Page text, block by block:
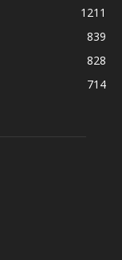
1211
839
828
714